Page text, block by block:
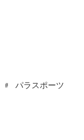
パラスポーツ